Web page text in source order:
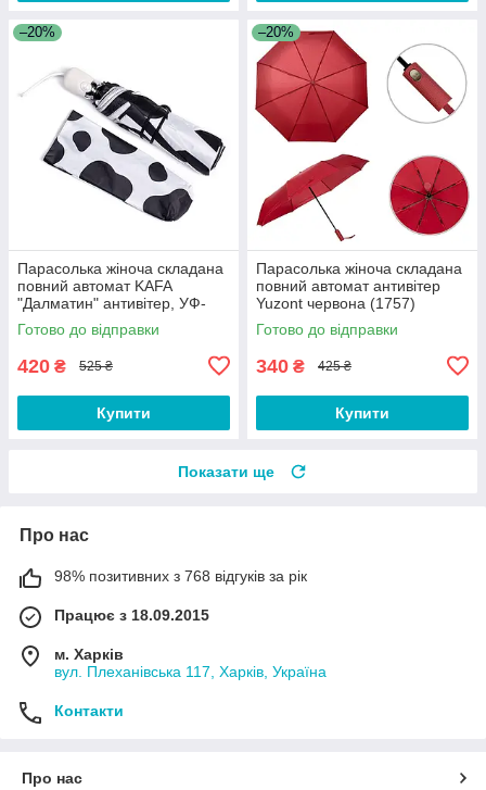
–20%
Парасолька жіноча складана
повний автомат KAFA
"Далматин" антивітер, УФ-
захист (3323)
Готово до відправки
420 ₴ 525 ₴
Купити
–20%
Парасолька жіноча складана
повний автомат антивітер
Yuzont червона (1757)
Готово до відправки
340 ₴ 425 ₴
Купити
Показати ще
Про нас
98% позитивних з 768 відгуків за рік
Працює з 18.09.2015
м. Харків
вул. Плеханівська 117, Харків, Україна
Контакти
Про нас